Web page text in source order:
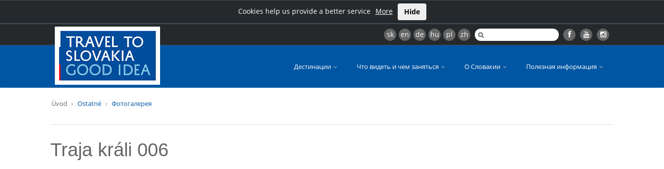
Cookies help us provide a better service More Hide
sk en de hu pl zh
Дестинации Что видеть и чем заняться О Словакии Полезная информация
Úvod Ostatné Фотогалерея
Traja králi 006